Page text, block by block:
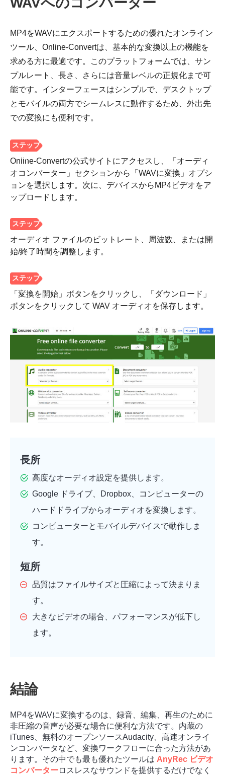
1。
2。
ステップ
3。
MP4をWAVにエクスポートするための優れたオンライン
ツール、Online-Convertは、基本的な変換以上の機能を
求める方に最適です。このプラットフォームでは、サン
プルレート、長さ、さらには音量レベルの正規化まで可
能です。インターフェースはシンプルで、デスクトップ
とモバイルの両方でシームレスに動作するため、外出先
での変換にも便利です。
Online-Convertの公式サイトにアクセスし、「オーディ
オコンバーター」セクションから「WAVに変換」オプシ
ョンを選択します。次に、デバイスからMP4ビデオをア
ップロードします。
オーディオ ファイルのビットレート、周波数、または開
始/終了時間を調整します。
「変換を開始」ボタンをクリックし、「ダウンロード」
ボタンをクリックして WAV オーディオを保存します。
長所
高度なオーディオ設定を提供します。
Google ドライブ、Dropbox、コンピューターの
ハードドライブからオーディオを変換します。
コンピューターとモバイルデバイスで動作しま
す。
短所
品質はファイルサイズと圧縮によって決まりま
す。
大きなビデオの場合、パフォーマンスが低下し
ます。
結論
MP4をWAVに変換するのは、録音、編集、再生のために
非圧縮の音声が必要な場合に便利な方法です。内蔵の
iTunes、無料のオープンソースAudacity、高速オンライ
ンコンバータなど、変換ワークフローに合った方法があ
ります。その中でも最も優れたツールは AnyRec ビデオ
コンバーターロスレスなサウンドを提供するだけでなく